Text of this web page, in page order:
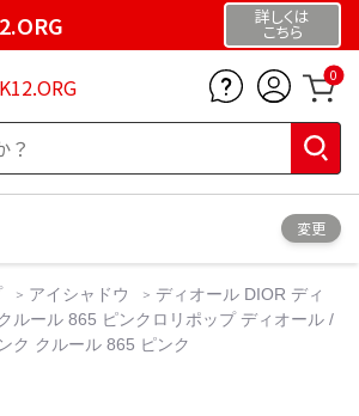
詳しくは
こちら
0
変更
アイシャドウ
ディオール DIOR ディ
ルール 865 ピンクロリポップ ディオール /
ク クルール 865 ピンク